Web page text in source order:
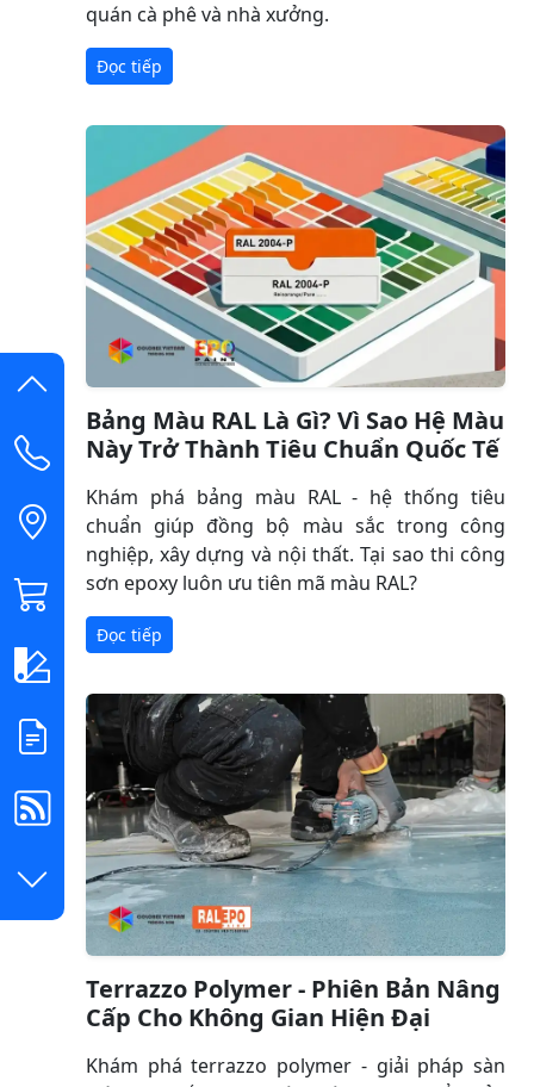
quán cà phê và nhà xưởng.
Đọc tiếp
Bảng Màu RAL Là Gì? Vì Sao Hệ Màu
Này Trở Thành Tiêu Chuẩn Quốc Tế
Khám phá bảng màu RAL - hệ thống tiêu
chuẩn giúp đồng bộ màu sắc trong công
nghiệp, xây dựng và nội thất. Tại sao thi công
sơn epoxy luôn ưu tiên mã màu RAL?
Đọc tiếp
Terrazzo Polymer - Phiên Bản Nâng
Cấp Cho Không Gian Hiện Đại
Khám phá terrazzo polymer - giải pháp sàn